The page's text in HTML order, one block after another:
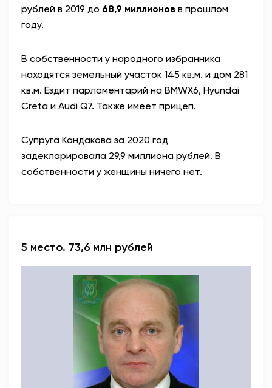
рублей в 2019 до 68,9 миллионов в прошлом
году.
В собственности у народного избранника
находятся земельный участок 145 кв.м. и дом 281
кв.м. Ездит парламентарий на BMWX6, Hyundai
Creta и Audi Q7. Также имеет прицеп.
Супруга Кандакова за 2020 год
задекларировала 29,9 миллиона рублей. В
собственности у женщины ничего нет.
5 место. 73,6 млн рублей